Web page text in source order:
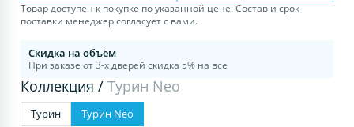
Товар доступен к покупке по указанной цене. Состав и срок
поставки менеджер согласует с вами.
Скидка на объём
При заказе от 3-х дверей скидка 5% на все
Коллекция /Турин Neo
Турин Турин Neo